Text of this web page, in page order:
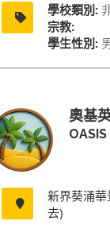
學校類別:
宗教:
學生性別:
奧基
新界葵涌
去)